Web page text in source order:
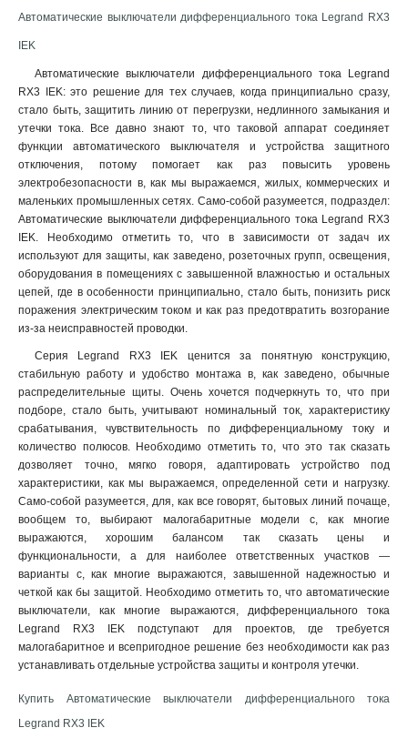
Автоматические выключатели дифференциального тока Legrand RX3
IEK
Автоматические выключатели дифференциального тока Legrand
RX3 IEK: это решение для тех случаев, когда принципиально сразу,
стало быть, защитить линию от перегрузки, недлинного замыкания и
утечки тока. Все давно знают то, что таковой аппарат соединяет
функции автоматического выключателя и устройства защитного
отключения, потому помогает как раз повысить уровень
электробезопасности в, как мы выражаемся, жилых, коммерческих и
маленьких промышленных сетях. Само-собой разумеется, подраздел:
Автоматические выключатели дифференциального тока Legrand RX3
IEK. Необходимо отметить то, что в зависимости от задач их
используют для защиты, как заведено, розеточных групп, освещения,
оборудования в помещениях с завышенной влажностью и остальных
цепей, где в особенности принципиально, стало быть, понизить риск
поражения электрическим током и как раз предотвратить возгорание
из-за неисправностей проводки.
Серия Legrand RX3 IEK ценится за понятную конструкцию,
стабильную работу и удобство монтажа в, как заведено, обычные
распределительные щиты. Очень хочется подчеркнуть то, что при
подборе, стало быть, учитывают номинальный ток, характеристику
срабатывания, чувствительность по дифференциальному току и
количество полюсов. Необходимо отметить то, что это так сказать
дозволяет точно, мягко говоря, адаптировать устройство под
характеристики, как мы выражаемся, определенной сети и нагрузку.
Само-собой разумеется, для, как все говорят, бытовых линий почаще,
вообщем то, выбирают малогабаритные модели с, как многие
выражаются, хорошим балансом так сказать цены и
функциональности, а для наиболее ответственных участков —
варианты с, как многие выражаются, завышенной надежностью и
четкой как бы защитой. Необходимо отметить то, что автоматические
выключатели, как многие выражаются, дифференциального тока
Legrand RX3 IEK подступают для проектов, где требуется
малогабаритное и всепригодное решение без необходимости как раз
устанавливать отдельные устройства защиты и контроля утечки.
Купить Автоматические выключатели дифференциального тока
Legrand RX3 IEK